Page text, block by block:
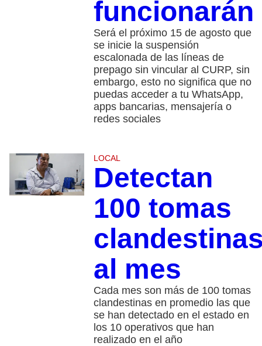
funcionarán
Será el próximo 15 de agosto que
se inicie la suspensión
escalonada de las líneas de
prepago sin vincular al CURP, sin
embargo, esto no significa que no
puedas acceder a tu WhatsApp,
apps bancarias, mensajería o
redes sociales
LOCAL
Detectan
100 tomas
al mes
Cada mes son más de 100 tomas
clandestinas en promedio las que
se han detectado en el estado en
los 10 operativos que han
realizado en el año